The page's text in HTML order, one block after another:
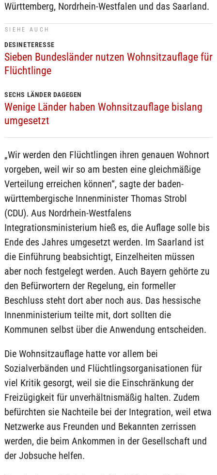
Württemberg, Nordrhein-Westfalen und das Saarland.
SIEHE AUCH
DESINETERESSE
Sieben Bundesländer nutzen Wohnsitzauflage für
Flüchtlinge
SECHS LÄNDER DAGEGEN
Wenige Länder haben Wohnsitzauflage bislang
umgesetzt
„Wir werden den Flüchtlingen ihren genauen Wohnort
vorgeben, weil wir so am besten eine gleichmäßige
Verteilung erreichen können“, sagte der baden-
württembergische Innenminister Thomas Strobl
(CDU). Aus Nordrhein-Westfalens
Integrationsministerium hieß es, die Auflage solle bis
Ende des Jahres umgesetzt werden. Im Saarland ist
die Einführung beabsichtigt, Einzelheiten müssen
aber noch festgelegt werden. Auch Bayern gehörte zu
den Befürwortern der Regelung, ein formeller
Beschluss steht dort aber noch aus. Das hessische
Innenministerium teilte mit, dort sollten die
Kommunen selbst über die Anwendung entscheiden.
Die Wohnsitzauflage hatte vor allem bei
Sozialverbänden und Flüchtlingsorganisationen für
viel Kritik gesorgt, weil sie die Einschränkung der
Freizügigkeit für unverhältnismäßig halten. Zudem
befürchten sie Nachteile bei der Integration, weil etwa
Netzwerke aus Freunden und Bekannten zerrissen
werden, die beim Ankommen in der Gesellschaft und
der Jobsuche helfen.